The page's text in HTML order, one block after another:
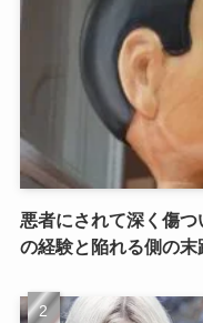
悪者にされて深く傷
の経験と陥れる側の末